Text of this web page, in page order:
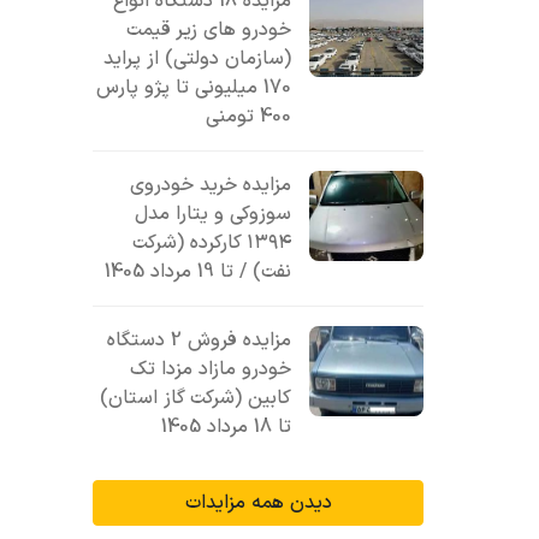
خودرو های زیر قیمت
(سازمان دولتی) از پراید
170 میلیونی تا پژو پارس
400 تومنی
مزایده خرید خودروی
سوزوکی و یتارا مدل
۱۳۹۴ کارکرده (شرکت
نفت) / تا 19 مرداد 1405
مزایده فروش 2 دستگاه
خودرو مازاد مزدا تک
کابین (شرکت گاز استان)
تا 18 مرداد 1405
دیدن همه مزایدات